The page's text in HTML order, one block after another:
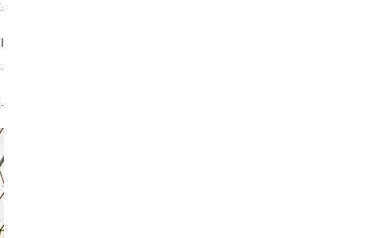
بالظهور. الأسود والأبيض زوجان كلاسيكيان ، لكن يمكنك أيضًا استخدام الرمادي أو البني لهذه الفكرة.
يعتمد Paol على مخطط أبيض وأسود ولكنه يستخدم فقط لمسة من اللون الرمادي لتنعيم المظهر.
إليك مثال على أرضية جريئة بالأبيض والأسود في تصميم الحمام.